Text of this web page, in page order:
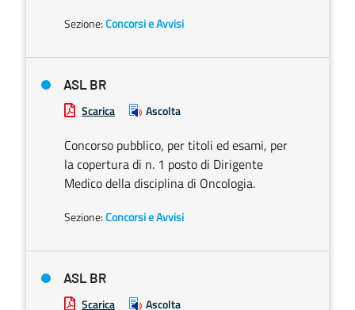
Sezione:Concorsi e Avvisi
ASL BR
Scarica Ascolta
Concorso pubblico, per titoli ed esami, per
la copertura di n. 1 posto di Dirigente
Medico della disciplina di Oncologia.
Sezione:Concorsi e Avvisi
ASL BR
Scarica Ascolta